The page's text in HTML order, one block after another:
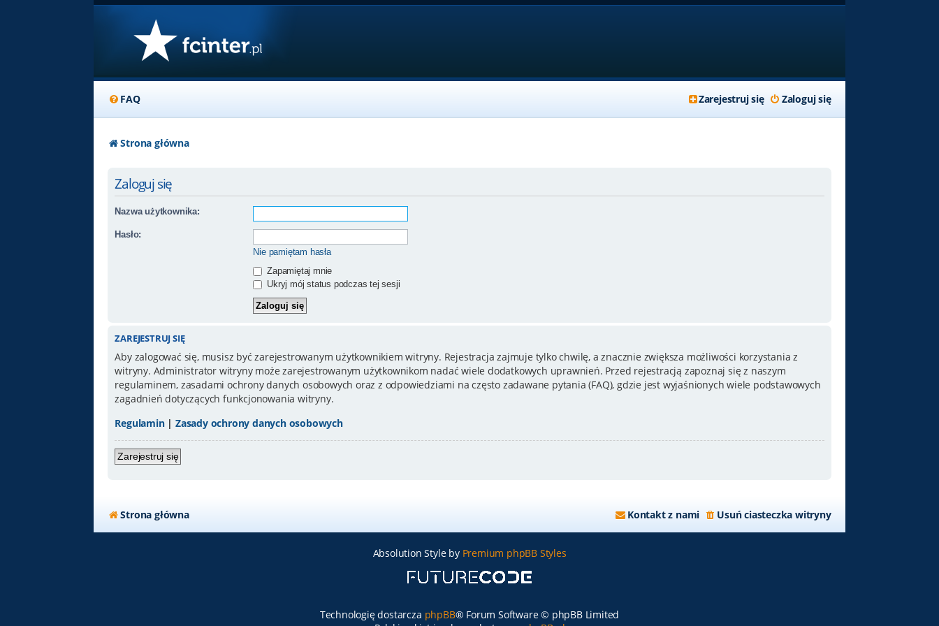
FAQ Zaloguj się
Zarejestruj się
Strona główna
Zaloguj się
Nazwa użytkownika:
Hasło:
Nie pamiętam hasła
Zapamiętaj mnie
Ukryj mój status podczas tej sesji
ZAREJESTRUJ SIĘ
Aby zalogować się, musisz być zarejestrowanym użytkownikiem witryny. Rejestracja zajmuje tylko chwilę, a znacznie zwiększa możliwości korzystania z
witryny. Administrator witryny może zarejestrowanym użytkownikom nadać wiele dodatkowych uprawnień. Przed rejestracją zapoznaj się z naszym
regulaminem, zasadami ochrony danych osobowych oraz z odpowiedziami na często zadawane pytania (FAQ), gdzie jest wyjaśnionych wiele podstawowych
zagadnień dotyczących funkcjonowania witryny.
Regulamin|Zasady ochrony danych osobowych
Zarejestruj się
Strona główna Usuń ciasteczka witryny
Kontakt z nami
Absolution Style by Premium phpBB Styles
Technologię dostarcza phpBB® Forum Software © phpBB Limited